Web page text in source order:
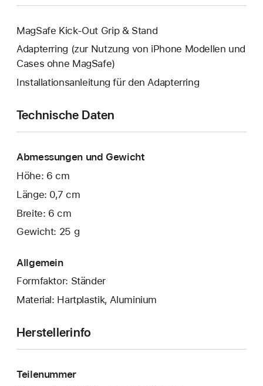
MagSafe Kick-Out Grip & Stand
Adapterring (zur Nutzung von iPhone Modellen und
Cases ohne MagSafe)
Installationsanleitung für den Adapterring
Technische Daten
Abmessungen und Gewicht
Höhe: 6 cm
Länge: 0,7 cm
Breite: 6 cm
Gewicht: 25 g
Allgemein
Formfaktor: Ständer
Material: Hartplastik, Aluminium
Herstellerinfo
Teilenummer